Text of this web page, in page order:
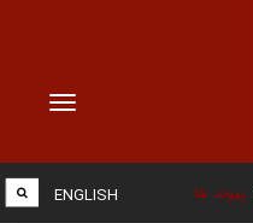
Toggle
پیوند ها ENGLISH